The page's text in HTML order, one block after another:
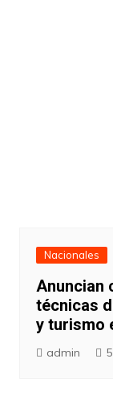
Nacionales
Anuncian
técnicas
y turismo
admin